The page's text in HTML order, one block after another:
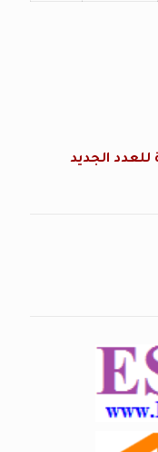
للعدد الجديد